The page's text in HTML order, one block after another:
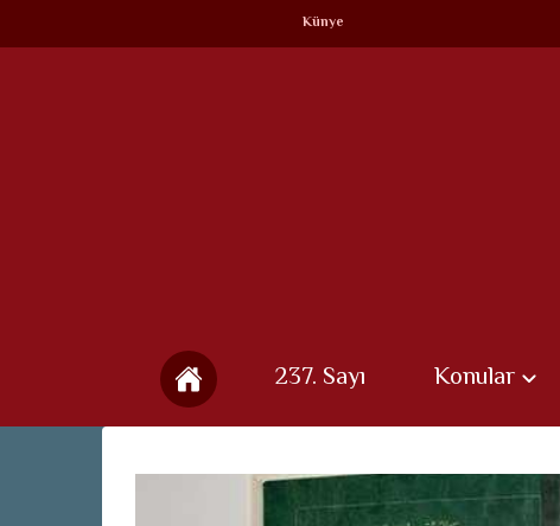
Künye
237. Sayı Konular